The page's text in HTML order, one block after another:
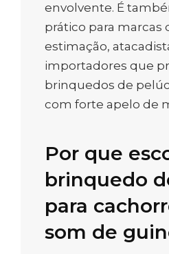
envolvente. É
prático para marcas
estimação,
importadores que
brinquedos de
com forte apelo de
Por que
brinquedo
para
som de